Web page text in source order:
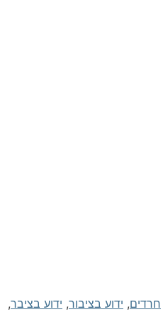
חרדים, ידוע בציבור, ידוע בציבר,